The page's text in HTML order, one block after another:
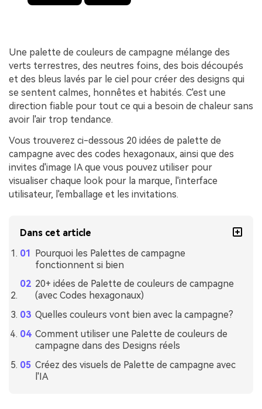
Une palette de couleurs de campagne mélange des
verts terrestres, des neutres foins, des bois découpés
et des bleus lavés par le ciel pour créer des designs qui
se sentent calmes, honnêtes et habités. C'est une
direction fiable pour tout ce qui a besoin de chaleur sans
avoir l'air trop tendance.
Vous trouverez ci-dessous 20 idées de palette de
campagne avec des codes hexagonaux, ainsi que des
invites d'image IA que vous pouvez utiliser pour
visualiser chaque look pour la marque, l'interface
utilisateur, l'emballage et les invitations.
Dans cet article
Pourquoi les Palettes de campagne
fonctionnent si bien
20+ idées de Palette de couleurs de campagne
(avec Codes hexagonaux)
Quelles couleurs vont bien avec la campagne?
Comment utiliser une Palette de couleurs de
campagne dans des Designs réels
Créez des visuels de Palette de campagne avec
l'IA